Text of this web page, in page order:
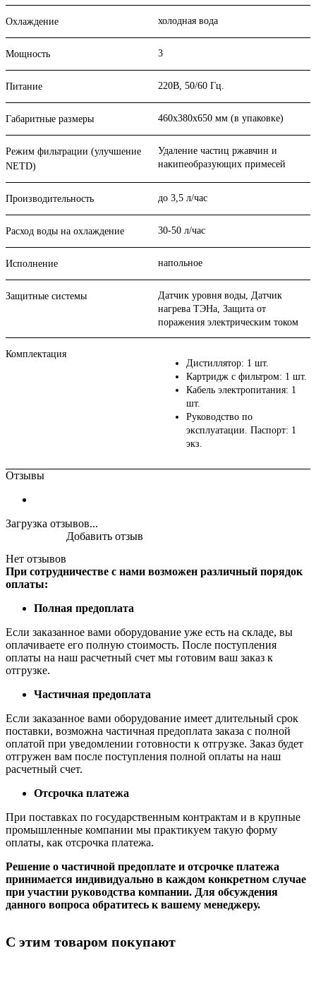
Охлаждение холодная вода
Мощность 3
Питание 220В, 50/60 Гц.
Габаритные размеры 460х380х650 мм (в упаковке)
Режим фильтрации (улучшение
NETD)
Удаление частиц ржавчин и
накипеобразующих примесей
Производительность до 3,5 л/час
Расход воды на охлаждение 30-50 л/час
Исполнение напольное
Защитные системы
Датчик уровня воды, Датчик
нагрева ТЭНа, Защита от
поражения электрическим током
Комплектация
Дистиллятор: 1 шт.
Картридж с фильтром: 1 шт.
Кабель электропитания: 1
шт.
Руководство по
эксплуатации. Паспорт: 1
экз.
Отзывы
Загрузка отзывов...
Нет отзывов
Добавить отзыв
При сотрудничестве с нами возможен различный порядок
оплаты:
Полная предоплата
Если заказанное вами оборудование уже есть на складе, вы
оплачиваете его полную стоимость. После поступления
оплаты на наш расчетный счет мы готовим ваш заказ к
отгрузке.
Частичная предоплата
Если заказанное вами оборудование имеет длительный срок
поставки, возможна частичная предоплата заказа с полной
оплатой при уведомлении готовности к отгрузке. Заказ будет
отгружен вам после поступления полной оплаты на наш
расчетный счет.
Отсрочка платежа
При поставках по государственным контрактам и в крупные
промышленные компании мы практикуем такую форму
оплаты, как отсрочка платежа.
Решение о частичной предоплате и отсрочке платежа
принимается индивидуально в каждом конкретном случае
при участии руководства компании. Для обсуждения
данного вопроса обратитесь к вашему менеджеру.
С этим товаром покупают